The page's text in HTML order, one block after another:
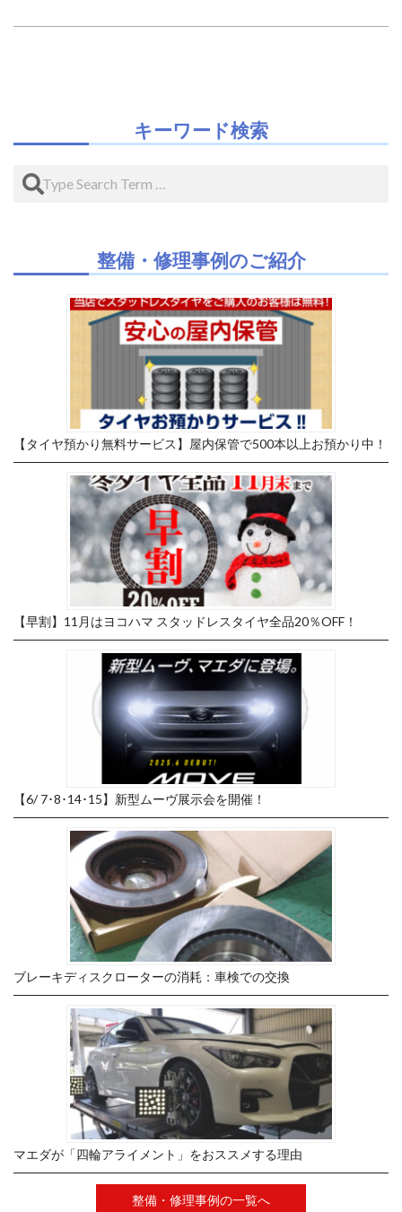
キーワード検索
Search
整備・修理事例のご紹介
【タイヤ預かり無料サービス】屋内保管で500本以上お預かり中！
【早割】11月はヨコハマ スタッドレスタイヤ全品20％OFF！
【6/ 7･8･14･15】新型ムーヴ展示会を開催！
ブレーキディスクローターの消耗：車検での交換
マエダが「四輪アライメント」をおススメする理由
整備・修理事例の一覧へ